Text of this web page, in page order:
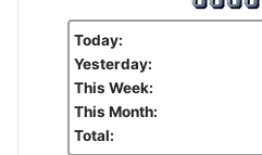
Today:
Yesterday:
This Week:
This Month:
Total: